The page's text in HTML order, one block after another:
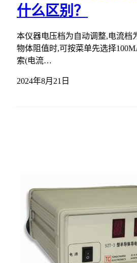
什么区别？
本仪器电压档为自动调整,电流档
物体阻值时,可按菜单先选择
索(电流…
2024年8月21日